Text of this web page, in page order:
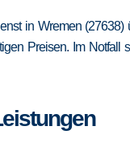
in Wremen (27638)
Preisen. Im Notfall